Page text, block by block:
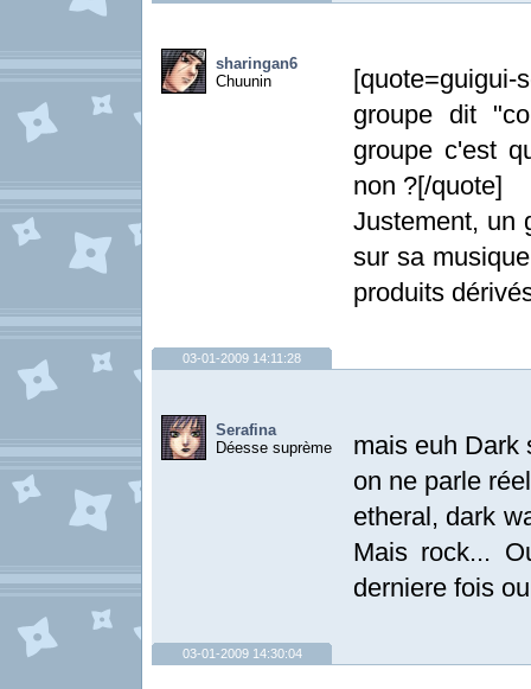
sharingan6
Chuunin
groupe dit
groupe c'est
non ?[/quote]
Justement, un
sur sa
produits
03-01-2009 14:11:28
Serafina
Déesse suprème
mais euh Dark
on ne parle
etheral, dark
Mais rock...
derniere fois
03-01-2009 14:30:04